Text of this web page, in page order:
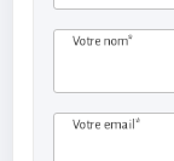
Votre nom*
Votre email*